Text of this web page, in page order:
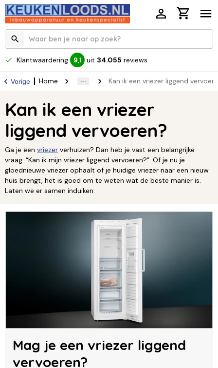
Klantwaardering 9,1 uit 34.055 reviews
Vorige Home Kan ik een vriezer liggend
Kan ik een vriezer
liggend vervoeren?
Ga je een vriezer verhuizen? Dan heb je vast een belangrijke
vraag: “Kan ik mijn vriezer liggend vervoeren?”. Of je nu je
gloednieuwe vriezer ophaalt of je huidige vriezer naar een nieuw
huis brengt, het is goed om te weten wat de beste manier is.
Laten we er samen induiken.
Mag je een vriezer liggend
vervoeren?